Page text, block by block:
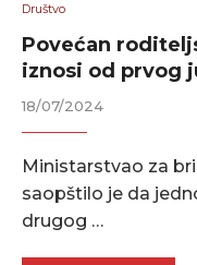
Društvo
Povećan
iznosi od prvog
18/07/2024
Ministarstvao za
saopštilo je da
drugog …